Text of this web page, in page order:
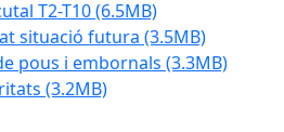
T2-T10(6.5MB)
situació futura (3.5MB)
pous i embornals (3.3MB)
(3.2MB)